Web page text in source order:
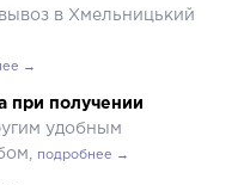
в Хмельницький
→
при получении
удобным
подробнее →